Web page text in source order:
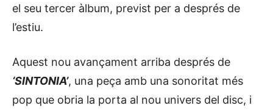
el seu tercer àlbum, previst per a després de
l’estiu.
Aquest nou avançament arriba després de
‘SINTONIA’, una peça amb una sonoritat més
pop que obria la porta al nou univers del disc, i